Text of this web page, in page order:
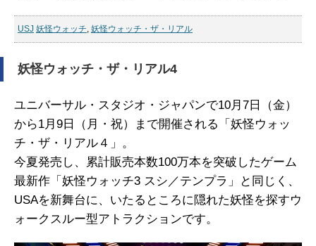
USJ 妖怪ウォッチ, 妖怪ウォッチ・ザ・リアル
妖怪ウォッチ・ザ・リアル4
ユニバーサル・スタジオ・ジャパンで10月7日（金）
から1月9日（月・祝）まで開催される「妖怪ウォッ
チ・ザ・リアル４」。
今夏発売し、累計販売本数100万本を突破したゲーム
最新作「妖怪ウォッチ3 スシ／テンプラ」と同じく、
USAを新舞台に、いたるところに隠れた妖怪を探すウ
ォークスルー型アトラクションです。